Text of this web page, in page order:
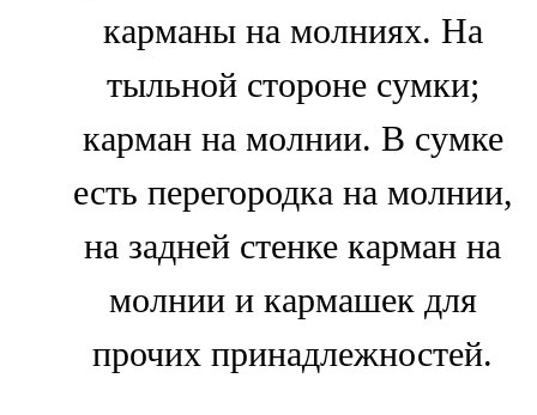
карманы на молниях. На
тыльной стороне сумки;
карман на молнии. В сумке
есть перегородка на молнии,
на задней стенке карман на
молнии и кармашек для
прочих принадлежностей.